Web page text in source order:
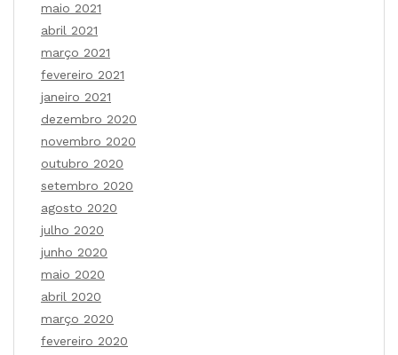
maio 2021
abril 2021
março 2021
fevereiro 2021
janeiro 2021
dezembro 2020
novembro 2020
outubro 2020
setembro 2020
agosto 2020
julho 2020
junho 2020
maio 2020
abril 2020
março 2020
fevereiro 2020